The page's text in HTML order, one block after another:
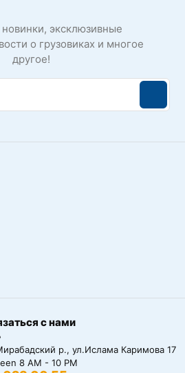
эксклюзивные
о грузовиках и многое
другое!
с нами
р., ул.Ислама Каримова 17
8 AM - 10 PM